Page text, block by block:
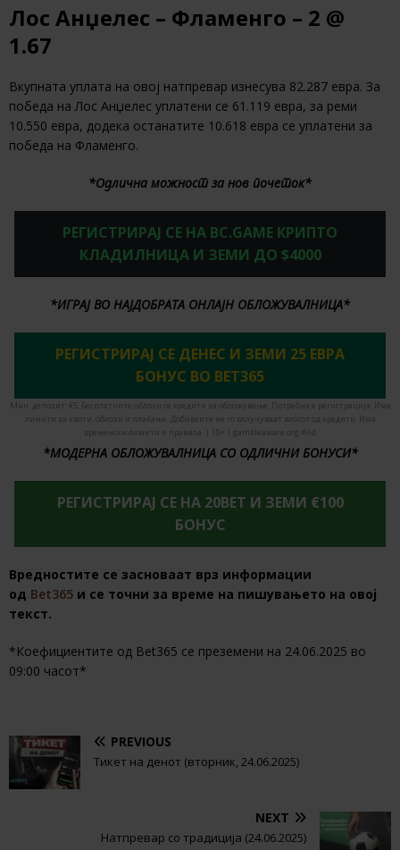
Лос Анџелес – Фламенго – 2 @
1.67
Вкупната уплата на овој натпревар изнесува 82.287 евра. За
победа на Лос Анџелес уплатени се 61.119 евра, за реми
10.550 евра, додека останатите 10.618 евра се уплатени за
победа на Фламенго.
*Одлична можност за нов почеток*
РЕГИСТРИРАЈ СЕ НА BC.GAME КРИПТО
КЛАДИЛНИЦА И ЗЕМИ ДО $4000
*ИГРАЈ ВО НАЈДОБРАТА ОНЛАЈН ОБЛОЖУВАЛНИЦА*
РЕГИСТРИРАЈ СЕ ДЕНЕС И ЗЕМИ 25 ЕВРА
БОНУС ВО BET365
Мин. депозит: €5. Бесплатните облози се кредити за обложување. Потребна е регистрација. Има
лимити за квоти, облози и плаќање. Добивките не го вклучуваат влогот од кредити. Има
временски лимити и правила. | 18+ | gambleaware.org #Ad
*МОДЕРНА ОБЛОЖУВАЛНИЦА СО ОДЛИЧНИ БОНУСИ*
РЕГИСТРИРАЈ СЕ НА 20BET И ЗЕМИ €100
БОНУС
Вредностите се засноваат врз информации
од Bet365 и се точни за време на пишувањето на овој
текст.
*Коефициентите од Bet365 се преземени на 24.06.2025 во
09:00 часот*
PREVIOUS
Тикет на денот (вторник, 24.06.2025)
NEXT
Натпревар со традиција (24.06.2025)